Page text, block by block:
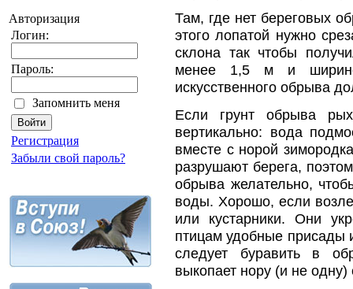
Авторизация
Логин:
Пароль:
Запомнить меня
Регистрация
Забыли свой пароль?
Там, где нет береговых
этого лопатой нужно
склона так чтобы
менее 1,5 м и
искусственного обрыва
Если грунт обрыва
вертикально: вода
вместе с норой
разрушают берега,
обрыва желательно,
воды. Хорошо, если возле
или кустарники. Они
птицам удобные присады
следует буравить в
выкопает нору (и не одну)